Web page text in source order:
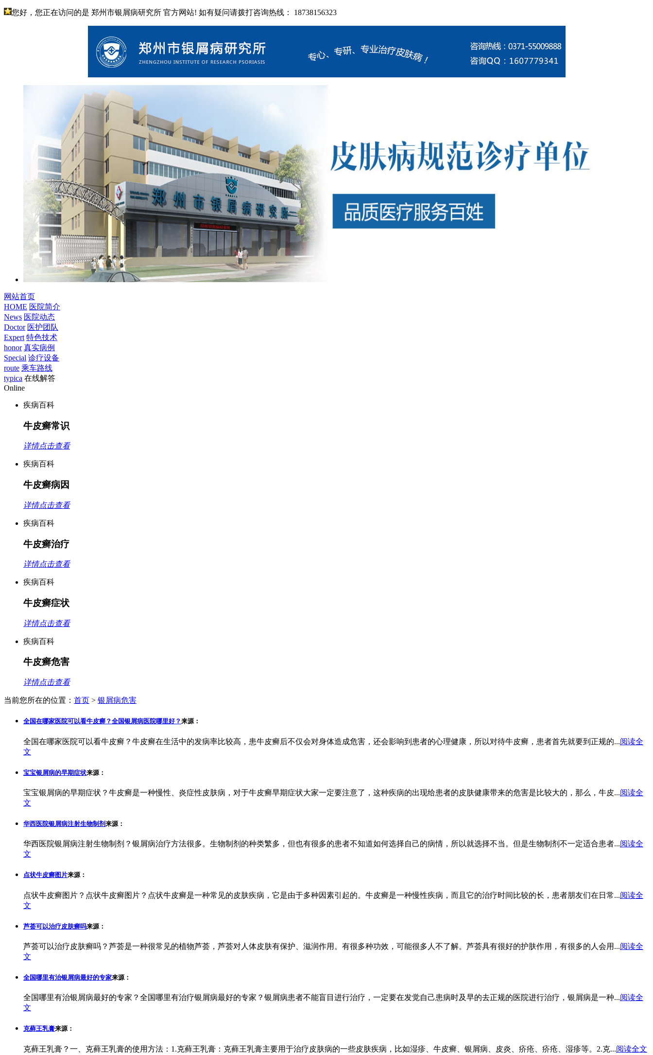
您好，您正在访问的是 郑州市银屑病研究所 官方网站! 如有疑问请拨打咨询热线： 18738156323
网站首页
HOME 医院简介
News 医院动态
Doctor 医护团队
Expert 特色技术
honor 真实病例
Special 诊疗设备
route 乘车路线
typica 在线解答
Online
疾病百科
牛皮癣常识
详情点击查看
疾病百科
牛皮癣病因
详情点击查看
疾病百科
牛皮癣治疗
详情点击查看
疾病百科
牛皮癣症状
详情点击查看
疾病百科
牛皮癣危害
详情点击查看
当前您所在的位置： 首页 > 银屑病危害
全国在哪家医院可以看牛皮癣？全国银屑病医院哪里好？ 来源：
全国在哪家医院可以看牛皮癣？牛皮癣在生活中的发病率比较高，患牛皮癣后不仅会对身体造成危害，还会影响到患者的心理健康，所以对待牛皮癣，患者首先就要到正规的...阅读全
文
宝宝银屑病的早期症状来源：
宝宝银屑病的早期症状？牛皮癣是一种慢性、炎症性皮肤病，对于牛皮癣早期症状大家一定要注意了，这种疾病的出现给患者的皮肤健康带来的危害是比较大的，那么，牛皮...阅读全
文
华西医院银屑病注射生物制剂来源：
华西医院银屑病注射生物制剂？银屑病治疗方法很多。生物制剂的种类繁多，但也有很多的患者不知道如何选择自己的病情，所以就选择不当。但是生物制剂不一定适合患者...阅读全
文
点状牛皮癣图片来源：
点状牛皮癣图片？点状牛皮癣图片？点状牛皮癣是一种常见的皮肤疾病，它是由于多种因素引起的。牛皮癣是一种慢性疾病，而且它的治疗时间比较的长，患者朋友们在日常...阅读全
文
芦荟可以治疗皮肤癣吗来源：
芦荟可以治疗皮肤癣吗？芦荟是一种很常见的植物芦荟，芦荟对人体皮肤有保护、滋润作用。有很多种功效，可能很多人不了解。芦荟具有很好的护肤作用，有很多的人会用...阅读全
文
全国哪里有治银屑病最好的专家来源：
全国哪里有治银屑病最好的专家？全国哪里有治疗银屑病最好的专家？银屑病患者不能盲目进行治疗，一定要在发觉自己患病时及早的去正规的医院进行治疗，银屑病是一种...阅读全
文
克藓王乳膏来源：
克藓王乳膏？一、克藓王乳膏的使用方法：1.克藓王乳膏：克藓王乳膏主要用于治疗皮肤病的一些皮肤疾病，比如湿疹、牛皮癣、银屑病、皮炎、疥疮、疥疮、湿疹等。2.克...阅读全文